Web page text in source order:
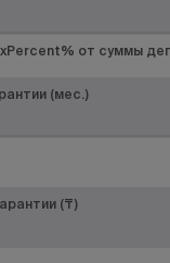
от суммы
(мес.)
(₸)